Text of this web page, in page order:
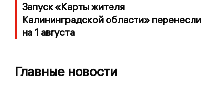
Запуск «Карты жителя
Калининградской области» перенесли
на 1 августа
Главные новости